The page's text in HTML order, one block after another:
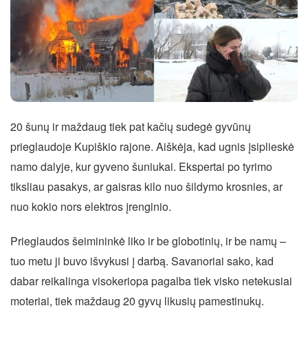
20 šunų ir maždaug tiek pat kačių sudegė gyvūnų
prieglaudoje Kupiškio rajone. Aiškėja, kad ugnis įsiplieskė
namo dalyje, kur gyveno šuniukai. Ekspertai po tyrimo
tiksliau pasakys, ar gaisras kilo nuo šildymo krosnies, ar
nuo kokio nors elektros įrenginio.
Prieglaudos šeimininkė liko ir be globotinių, ir be namų –
tuo metu ji buvo išvykusi į darbą. Savanoriai sako, kad
dabar reikalinga visokeriopa pagalba tiek visko netekusiai
moteriai, tiek maždaug 20 gyvų likusių pamestinukų.